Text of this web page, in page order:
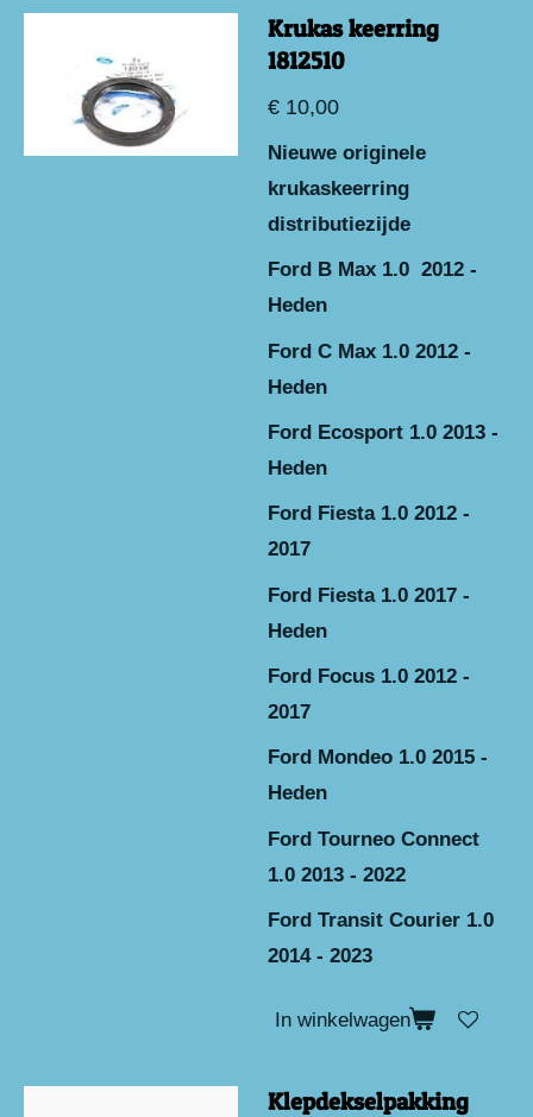
Krukas keerring
1812510
€ 10,00
Nieuwe originele
krukaskeerring
distributiezijde
Ford B Max 1.0 2012 -
Heden
Ford C Max 1.0 2012 -
Heden
Ford Ecosport 1.0 2013 -
Heden
Ford Fiesta 1.0 2012 -
2017
Ford Fiesta 1.0 2017 -
Heden
Ford Focus 1.0 2012 -
2017
Ford Mondeo 1.0 2015 -
Heden
Ford Tourneo Connect
1.0 2013 - 2022
Ford Transit Courier 1.0
2014 - 2023
In winkelwagen
Klepdekselpakking